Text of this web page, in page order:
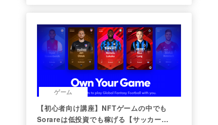
ゲーム
【初心者向け講座】NFTゲームの中でも
Sorareは低投資でも稼げる【サッカー